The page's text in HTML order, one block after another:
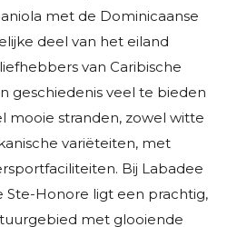
met de Dominicaanse
deel van het eiland
van Caribische
geschiedenis veel te bieden
mooie stranden, zowel witte
variëteiten, met
Bij Labadee
Ste-Honore ligt een prachtig,
met glooiende